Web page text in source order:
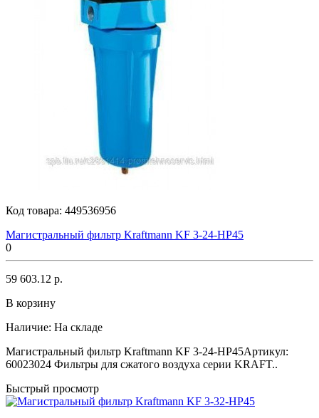
Код товара: 449536956
Магистральный фильтр Kraftmann KF 3-24-HP45
0
59 603.12 р.
В корзину
Наличие: На складе
Магистральный фильтр Kraftmann KF 3-24-HP45Артикул:
60023024 Фильтры для сжатого воздуха серии KRAFT..
Быстрый просмотр